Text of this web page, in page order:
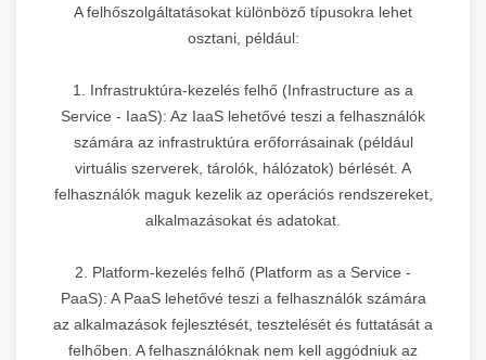
A felhőszolgáltatásokat különböző típusokra lehet
osztani, például:
1. Infrastruktúra-kezelés felhő (Infrastructure as a
Service - IaaS): Az IaaS lehetővé teszi a felhasználók
számára az infrastruktúra erőforrásainak (például
virtuális szerverek, tárolók, hálózatok) bérlését. A
felhasználók maguk kezelik az operációs rendszereket,
alkalmazásokat és adatokat.
2. Platform-kezelés felhő (Platform as a Service -
PaaS): A PaaS lehetővé teszi a felhasználók számára
az alkalmazások fejlesztését, tesztelését és futtatását a
felhőben. A felhasználóknak nem kell aggódniuk az